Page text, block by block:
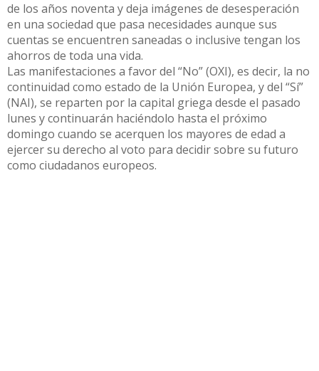
de los años noventa y deja imágenes de desesperación
en una sociedad que pasa necesidades aunque sus
cuentas se encuentren saneadas o inclusive tengan los
ahorros de toda una vida.
Las manifestaciones a favor del “No” (OXI), es decir, la no
continuidad como estado de la Unión Europea, y del “Sí”
(NAI), se reparten por la capital griega desde el pasado
lunes y continuarán haciéndolo hasta el próximo
domingo cuando se acerquen los mayores de edad a
ejercer su derecho al voto para decidir sobre su futuro
como ciudadanos europeos.